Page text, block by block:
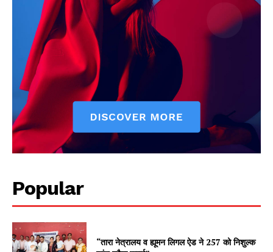
Popular
“तारा नेत्रालय व ह्यूमन लिगल ऐड ने 257 को निशुल्क